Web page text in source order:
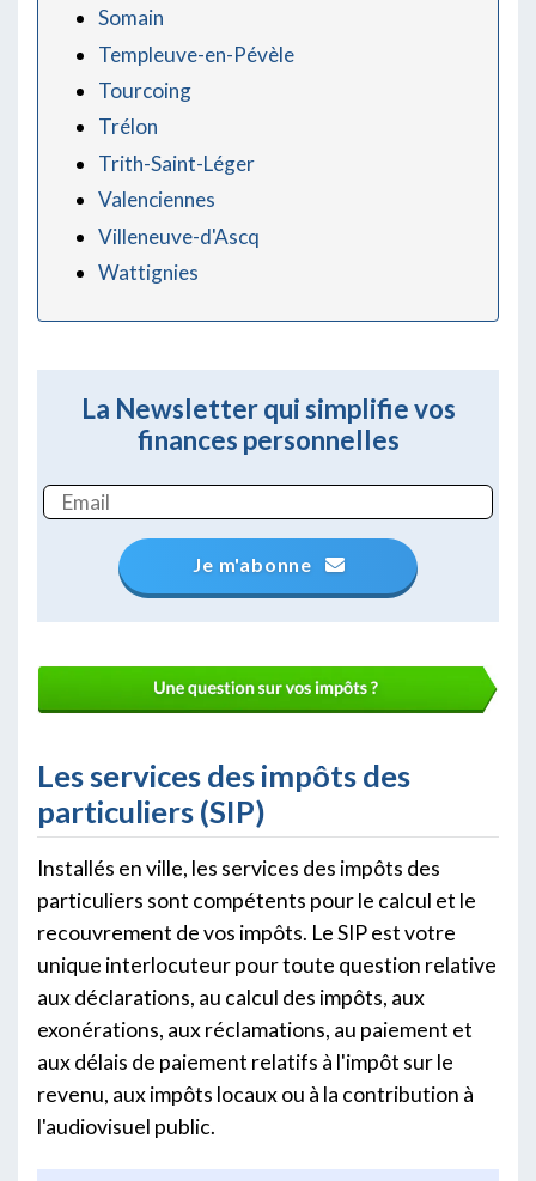
Somain
Templeuve-en-Pévèle
Tourcoing
Trélon
Trith-Saint-Léger
Valenciennes
Villeneuve-d'Ascq
Wattignies
La Newsletter qui simplifie vos
finances personnelles
Je m'abonne
Les services des impôts des
particuliers (SIP)
Installés en ville, les services des impôts des
particuliers sont compétents pour le calcul et le
recouvrement de vos impôts. Le SIP est votre
unique interlocuteur pour toute question relative
aux déclarations, au calcul des impôts, aux
exonérations, aux réclamations, au paiement et
aux délais de paiement relatifs à l'impôt sur le
revenu, aux impôts locaux ou à la contribution à
l'audiovisuel public.